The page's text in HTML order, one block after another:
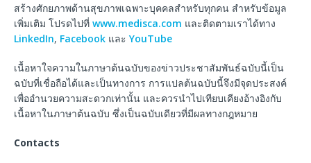
สร้างศักยภาพด้านสุขภาพเฉพาะบุคคลสำหรับทุกคน สำหรับข้อมูล
เพิ่มเติม โปรดไปที่ www.medisca.com และติดตามเราได้ทาง
LinkedIn, Facebook และYouTube
เนื้อหาใจความในภาษาต้นฉบับของข่าวประชาสัมพันธ์ฉบับนี้เป็น
ฉบับที่เชื่อถือได้และเป็นทางการ การแปลต้นฉบับนี้จึงมีจุดประสงค์
เพื่ออำนวยความสะดวกเท่านั้น และควรนำไปเทียบเคียงอ้างอิงกับ
เนื้อหาในภาษาต้นฉบับ ซึ่งเป็นฉบับเดียวที่มีผลทางกฎหมาย
Contacts